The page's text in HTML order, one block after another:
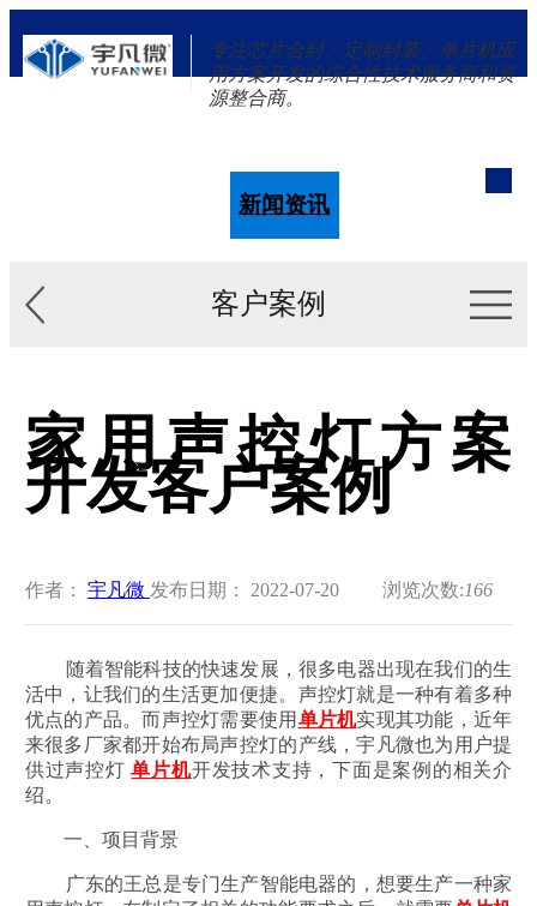
专注芯片合封、定制封装、单片机应
用方案开发的综合性技术服务商和资
源整合商。
新闻资讯
客户案例
家用声控灯方案
开发客户案例
作者： 宇凡微 发布日期： 2022-07-20 浏览次数:166
随着智能科技的快速发展，很多电器出现在我们的生
活中，让我们的生活更加便捷。声控灯就是一种有着多种
优点的产品。而声控灯需要使用 单片机实现其功能，近年
来很多厂家都开始布局声控灯的产线，宇凡微也为用户提
供过声控灯单片机开发技术支持，下面是案例的相关介
绍。
一、项目背景
广东的王总是专门生产智能电器的，想要生产一种家